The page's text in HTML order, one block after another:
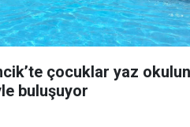
çocuklar yaz
buluşuyor